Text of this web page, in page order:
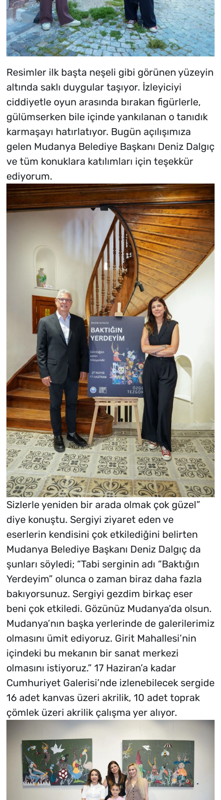
Resimler ilk başta neşeli gibi görünen yüzeyin
altında saklı duygular taşıyor. İzleyiciyi
ciddiyetle oyun arasında bırakan figürlerle,
gülümserken bile içinde yankılanan o tanıdık
karmaşayı hatırlatıyor. Bugün açılışımıza
gelen Mudanya Belediye Başkanı Deniz Dalgıç
ve tüm konuklara katılımları için teşekkür
ediyorum.
Sizlerle yeniden bir arada olmak çok güzel”
diye konuştu. Sergiyi ziyaret eden ve
eserlerin kendisini çok etkilediğini belirten
Mudanya Belediye Başkanı Deniz Dalgıç da
şunları söyledi; “Tabi serginin adı “Baktığın
Yerdeyim” olunca o zaman biraz daha fazla
bakıyorsunuz. Sergiyi gezdim birkaç eser
beni çok etkiledi. Gözünüz Mudanya’da olsun.
Mudanya’nın başka yerlerinde de galerilerimiz
olmasını ümit ediyoruz. Girit Mahallesi’nin
içindeki bu mekanın bir sanat merkezi
olmasını istiyoruz.” 17 Haziran’a kadar
Cumhuriyet Galerisi’nde izlenebilecek sergide
16 adet kanvas üzeri akrilik, 10 adet toprak
çömlek üzeri akrilik çalışma yer alıyor.